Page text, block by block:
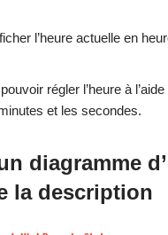
l’heure actuelle en
régler l’heure à
et les secondes.
diagramme
la description